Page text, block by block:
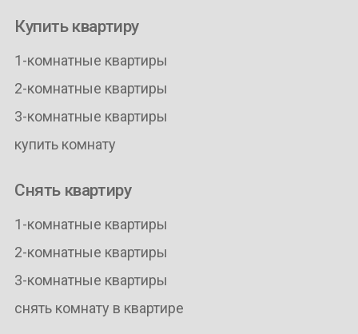
Купить квартиру
1-комнатные квартиры
2-комнатные квартиры
3-комнатные квартиры
купить комнату
Снять квартиру
1-комнатные квартиры
2-комнатные квартиры
3-комнатные квартиры
снять комнату в квартире